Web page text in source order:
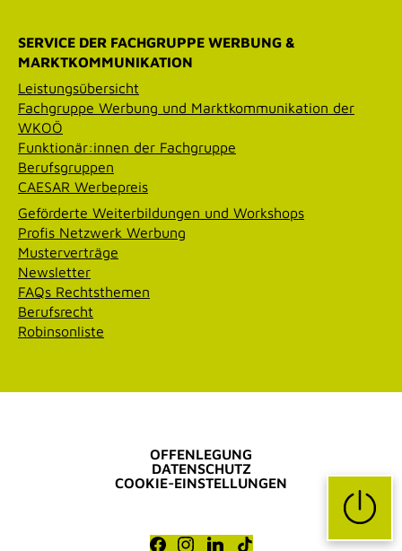
SERVICE DER FACHGRUPPE WERBUNG &
MARKTKOMMUNIKATION
Leistungsübersicht
Fachgruppe Werbung und Marktkommunikation der
WKOÖ
Funktionär:innen der Fachgruppe
Berufsgruppen
CAESAR Werbepreis
Geförderte Weiterbildungen und Workshops
Profis Netzwerk Werbung
Musterverträge
Newsletter
FAQs Rechtsthemen
Berufsrecht
Robinsonliste
OFFENLEGUNG
DATENSCHUTZ
COOKIE-EINSTELLUNGEN